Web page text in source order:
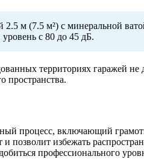
м (7.5 м²) с минеральной
с 80 до 45 дБ.
территориях гаражей
пространства.
процесс, включающий
позволит избежать
профессионального